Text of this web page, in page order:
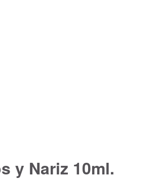
y Nariz 10ml.